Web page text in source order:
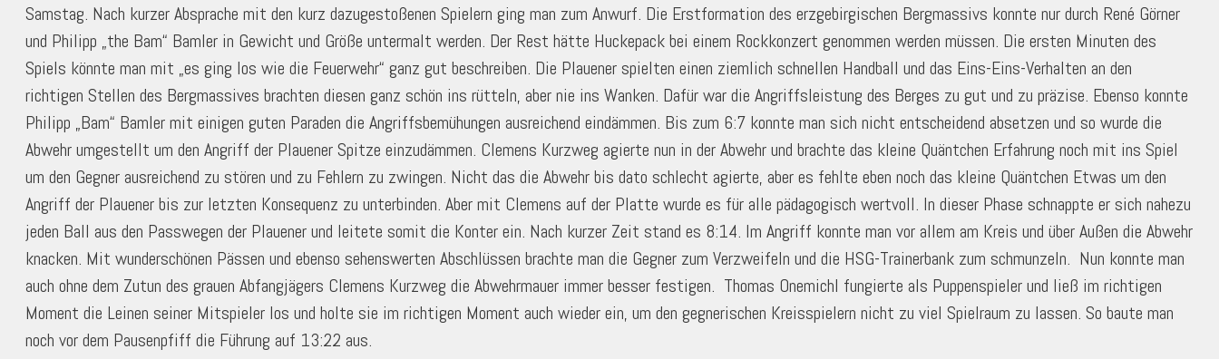
Samstag. Nach kurzer Absprache mit den kurz dazugestoßenen Spielern ging man zum Anwurf. Die Erstformation des erzgebirgischen Bergmassivs konnte nur durch René Görner
und Philipp „the Bam“ Bamler in Gewicht und Größe untermalt werden. Der Rest hätte Huckepack bei einem Rockkonzert genommen werden müssen. Die ersten Minuten des
Spiels könnte man mit „es ging los wie die Feuerwehr“ ganz gut beschreiben. Die Plauener spielten einen ziemlich schnellen Handball und das Eins-Eins-Verhalten an den
richtigen Stellen des Bergmassives brachten diesen ganz schön ins rütteln, aber nie ins Wanken. Dafür war die Angriffsleistung des Berges zu gut und zu präzise. Ebenso konnte
Philipp „Bam“ Bamler mit einigen guten Paraden die Angriffsbemühungen ausreichend eindämmen. Bis zum 6:7 konnte man sich nicht entscheidend absetzen und so wurde die
Abwehr umgestellt um den Angriff der Plauener Spitze einzudämmen. Clemens Kurzweg agierte nun in der Abwehr und brachte das kleine Quäntchen Erfahrung noch mit ins Spiel
um den Gegner ausreichend zu stören und zu Fehlern zu zwingen. Nicht das die Abwehr bis dato schlecht agierte, aber es fehlte eben noch das kleine Quäntchen Etwas um den
Angriff der Plauener bis zur letzten Konsequenz zu unterbinden. Aber mit Clemens auf der Platte wurde es für alle pädagogisch wertvoll. In dieser Phase schnappte er sich nahezu
jeden Ball aus den Passwegen der Plauener und leitete somit die Konter ein. Nach kurzer Zeit stand es 8:14. Im Angriff konnte man vor allem am Kreis und über Außen die Abwehr
knacken. Mit wunderschönen Pässen und ebenso sehenswerten Abschlüssen brachte man die Gegner zum Verzweifeln und die HSG-Trainerbank zum schmunzeln. Nun konnte man
auch ohne dem Zutun des grauen Abfangjägers Clemens Kurzweg die Abwehrmauer immer besser festigen. Thomas Onemichl fungierte als Puppenspieler und ließ im richtigen
Moment die Leinen seiner Mitspieler los und holte sie im richtigen Moment auch wieder ein, um den gegnerischen Kreisspielern nicht zu viel Spielraum zu lassen. So baute man
noch vor dem Pausenpfiff die Führung auf 13:22 aus.